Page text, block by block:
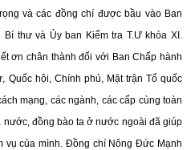
và các đồng chí được bầu vào Ban
thư và Ủy ban Kiểm tra T.Ư khóa XI.
ơn chân thành đối với Ban Chấp hành
Quốc hội, Chính phủ, Mặt trận Tổ quốc
mạng, các ngành, các cấp cùng toàn
nước, đồng bào ta ở nước ngoài đã giúp
vụ của mình. Đồng chí Nông Đức Mạnh